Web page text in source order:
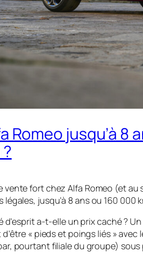
Romeo jusqu’à
vente fort chez Alfa Romeo (et
jusqu’à 8 ans ou 160 000
a-t-elle un prix caché ? Un
« pieds et poings liés »
pourtant filiale du groupe)